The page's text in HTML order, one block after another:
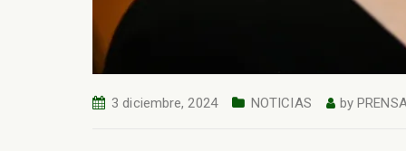
3 diciembre, 2024 NOTICIAS by